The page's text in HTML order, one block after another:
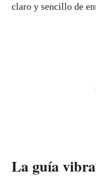
claro y sencillo de
La guía